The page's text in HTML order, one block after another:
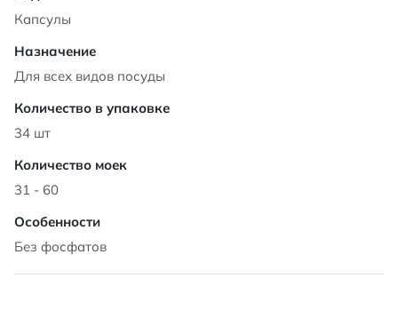
Капсулы
Для всех видов посуды
34 шт
31 - 60
Без фосфатов